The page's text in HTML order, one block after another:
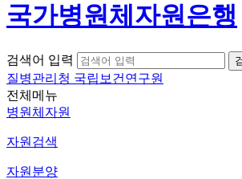
국가병원체자원은행
검색어 입력
질병관리청 국립보건연구원
전체메뉴
병원체자원
자원검색
자원분양